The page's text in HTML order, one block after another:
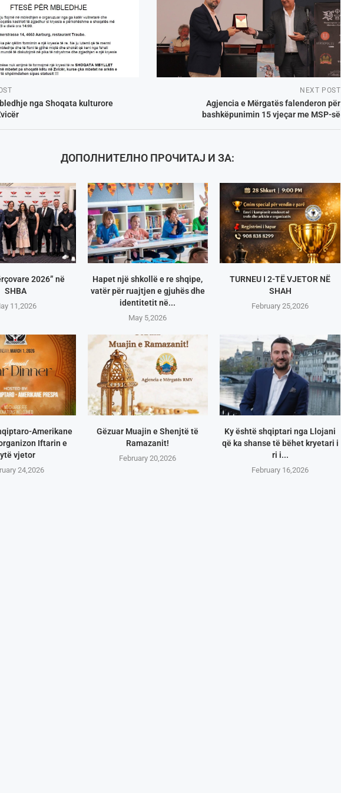
nga Shoqata kulturore
NEXT POST
Agjencia e Mërgatës falenderon për
bashkëpunimin 15 vjeçar me MSP-së
ДОПОЛНИТЕЛНО ПРОЧИТАЈ И ЗА:
2026” në
SHBA
11,2026
Hapet një shkollë e re shqipe,
vatër për ruajtjen e gjuhës dhe
identitetit në...
May 5,2026
TURNEU I 2-TË VJETOR NË
SHAH
February 25,2026
Amerikane
Iftarin e
vjetor
24,2026
Gëzuar Muajin e Shenjtë të
Ramazanit!
February 20,2026
Ky është shqiptari nga Llojani
që ka shanse të bëhet kryetari i
ri i...
February 16,2026